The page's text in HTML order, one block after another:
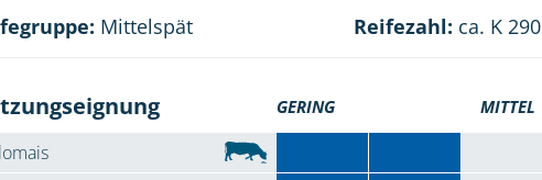
Mittelspät Reifezahl: ca. K 290
GERING MITTEL